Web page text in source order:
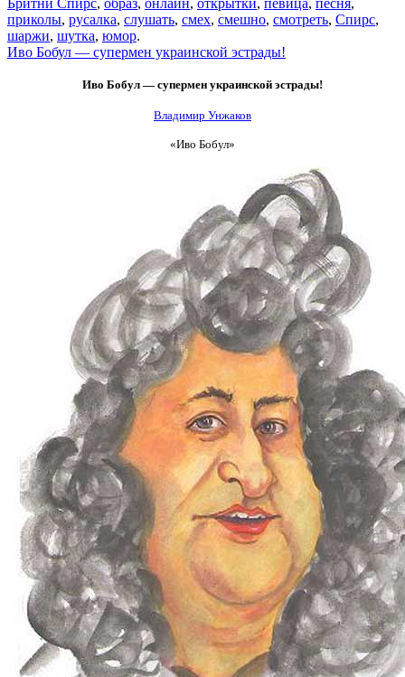
Бритни Спирс, образ, онлайн, открытки, певица, песня,
приколы, русалка, слушать, смех, смешно, смотреть, Спирс,
шаржи, шутка, юмор.
Иво Бобул — супермен украинской эстрады!
Иво Бобул — супермен украинской эстрады!
Владимир Унжаков
«Иво Бобул»